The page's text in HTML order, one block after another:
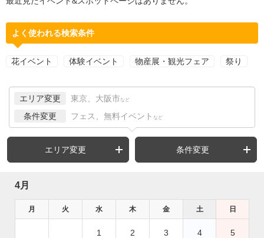
よく使われる検索条件
花イベント 体験イベント 物産展・観光フェア 祭り
エリア変更 東京、大阪市 など
条件変更 フェス、無料イベント など
エリア変更 条件変更
4月
月 火 水 木 金 土 日
1 2 3 4 5